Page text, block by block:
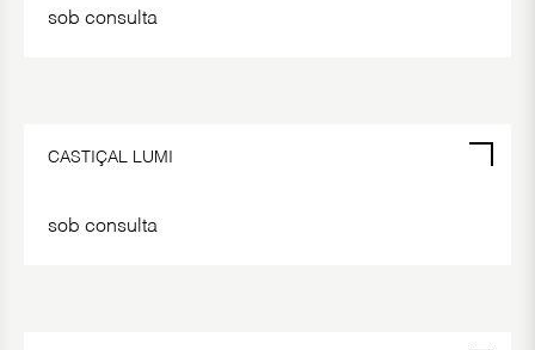
sob consulta
CASTIÇAL LUMI
sob consulta